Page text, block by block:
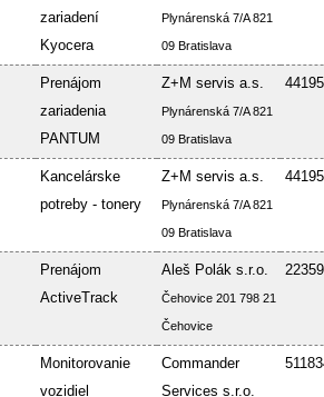
zariadení
Kyocera
Plynárenská 7/A 821
09 Bratislava
Prenájom
zariadenia
PANTUM
Z+M servis a.s.
Plynárenská 7/A 821
09 Bratislava
Kancelárske
potreby - tonery
Z+M servis a.s.
Plynárenská 7/A 821
09 Bratislava
Prenájom
ActiveTrack
Aleš Polák s.r.o.
Čehovice 201 798 21
Čehovice
Monitorovanie
vozidiel
Commander
Services s.r.o.